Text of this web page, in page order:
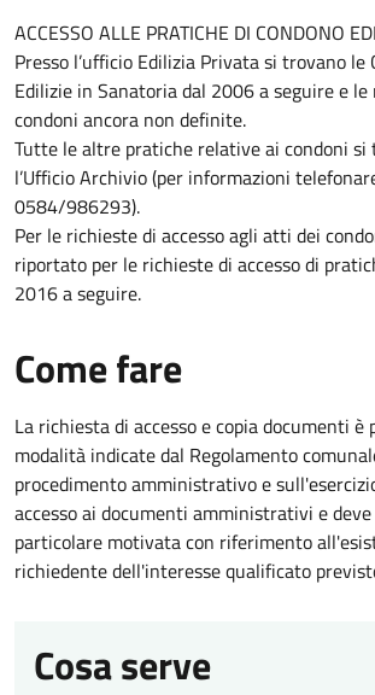
ACCESSO ALLE PRATICHE DI CONDONO
Presso l’ufficio Edilizia Privata si trovano le
Edilizie in Sanatoria dal 2006 a seguire e
condoni ancora non definite.
Tutte le altre pratiche relative ai condoni si
l’Ufficio Archivio (per informazioni
0584/986293).
Per le richieste di accesso agli atti dei
riportato per le richieste di accesso di
2016 a seguire.
Come fare
La richiesta di accesso e copia documenti
modalità indicate dal Regolamento
procedimento amministrativo e
accesso ai documenti amministrativi e
particolare motivata con riferimento
richiedente dell'interesse qualificato
Cosa serve